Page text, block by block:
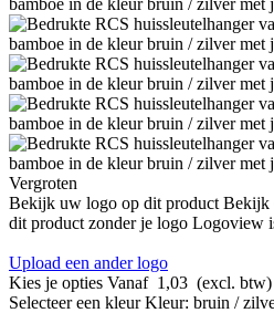
Vergroten
Bekijk uw logo op dit product Bekijk
dit product zonder je logo Logoview
Upload een ander logo
Kies je opties Vanaf 1,03 (excl. btw)
Selecteer een kleur Kleur: bruin /